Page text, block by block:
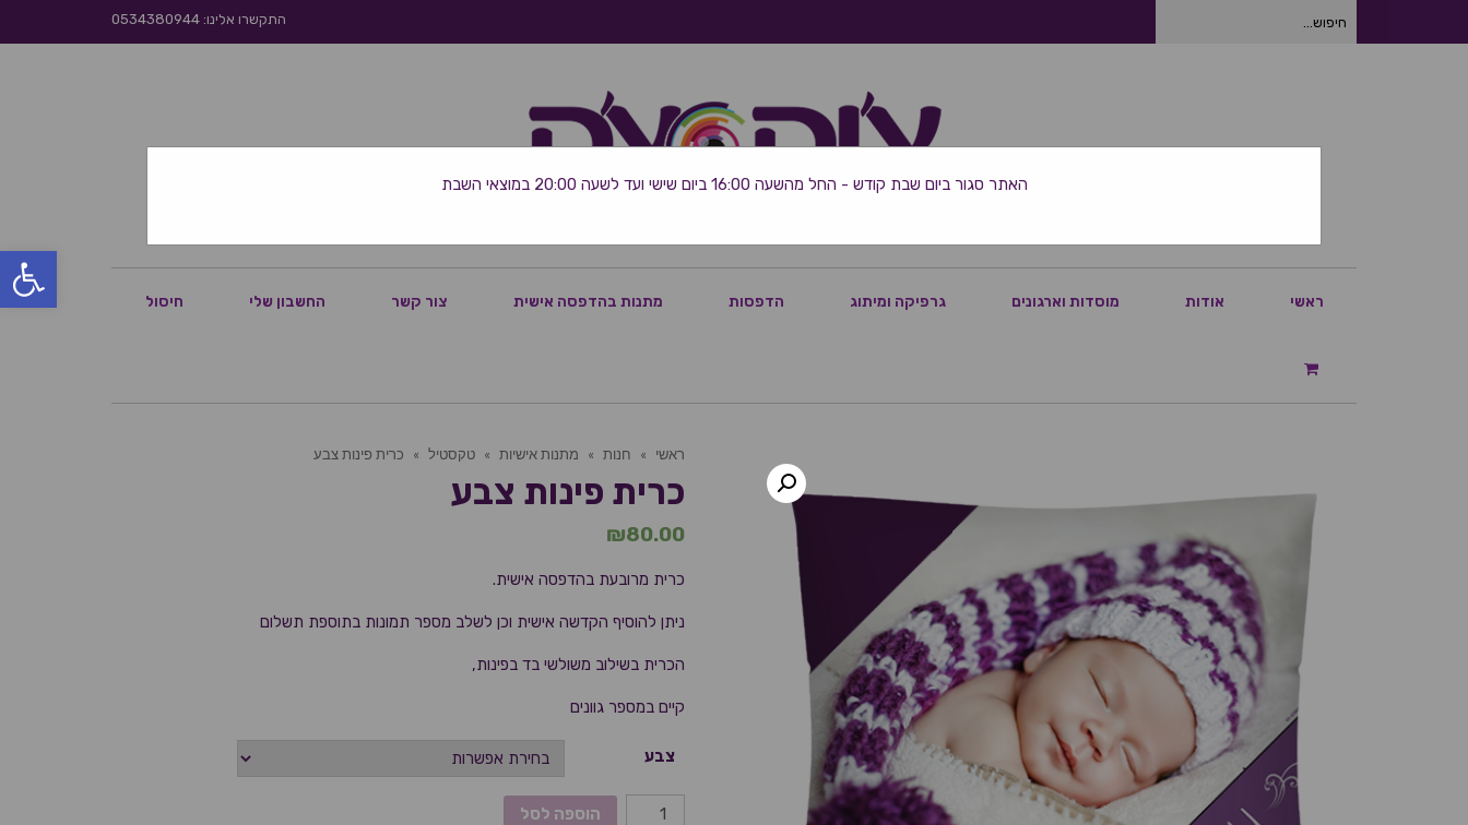
פתח
חיפוש התקשרו אלינו: 0534380944
ראשי אודות מוסדות וארגונים גרפיקה ומיתוג הדפסות מתנות בהדפסה אישית צור קשר החשבון שלי חיסול
ראשי » חנות » מתנות אישיות » טקסטיל » כרית פינות צבע
כרית פינות צבע
₪80.00
כרית מרובעת בהדפסה אישית.
ניתן להוסיף הקדשה אישית וכן לשלב מספר תמונות בתוספת תשלום
הכרית בשילוב משולשי בד בפינות,
קיים במספר גוונים
צבע
הוספה לסל
האתר סגור ביום שבת קודש - החל מהשעה 16:00 ביום שישי ועד לשעה 20:00 במוצאי השבת